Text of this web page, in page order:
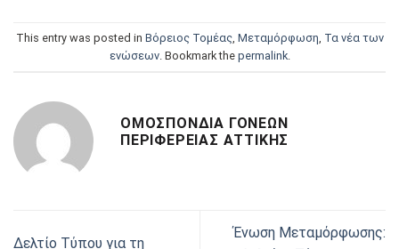
This entry was posted in Βόρειος Τομέας, Μεταμόρφωση Τα νέα των
ενώσεων. Bookmark the permalink.
ΟΜΟΣΠΟΝΔΊΑ ΓΟΝΈΩΝ
ΠΕΡΙΦΈΡΕΙΑΣ ΑΤΤΙΚΉΣ
Δελτίο Τύπου για τη
Ένωση Μεταμόρφωσης: